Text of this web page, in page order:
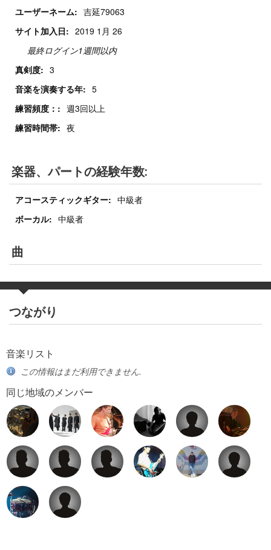
ユーザーネーム: 吉延79063
サイト加入日: 2019 1月 26
最終ログイン1週間以内
真剣度: 3
音楽を演奏する年: 5
練習頻度：: 週3回以上
練習時間帯: 夜
楽器、パートの経験年数:
アコースティックギター: 中級者
ボーカル: 中級者
曲
つながり
音楽リスト
この情報はまだ利用できません.
同じ地域のメンバー